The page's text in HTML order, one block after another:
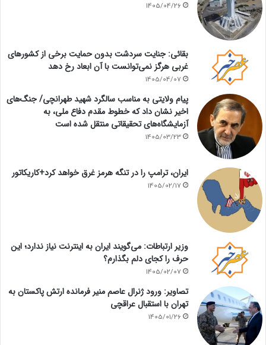
1405/04/26
بقائی: جنایت سردشت بدون حمایت برخی از کشورهای
غربی هرگز نمی‌توانست با آن ابعاد رخ دهد
1405/04/07
پیام ولایتی به مناسب سالگرد شهید طهرانچی/ جنگ‌های
اخیر نشان داد که خطوط مقدم دفاع ملی، به
آزمایشگاه‌های تحقیقاتی منتقل شده است
1405/03/23
ایران، ترامپ را در تنگه هرمز غرق خواهد کرد+کاریکاتور
1405/02/17
وزیر ارتباطات: می‌گویند ایران به اینترنت نیاز ندارد؛ این
حرف را کجای دلم بگذارم؟
1405/02/07
تصاویر: ورود ژنرال عاصم منیر فرمانده ارتش پاکستان به
تهران با استقبال عراقچی
1405/01/26